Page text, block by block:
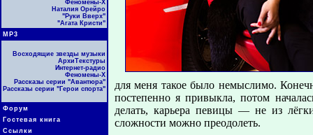
Феномены-Х
Наталия Орейро
"Руки Вверх"
"Агата Кристи"
МР3
Восходящие звезды музыки
АрхиТекстуры
Интернет-радио
Феномены-Х
Рассказы серии "Авантюра"
Рассказы серии "Герои спорта"
Форум
Гостевая книга
Ссылки
для меня такое было немыслимо.
постепенно я привыкла, потом
делать, карьера певицы — не из
сложности можно преодолеть.